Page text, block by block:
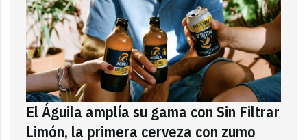
El Águila amplía su gama con Sin Filtrar
Limón, la primera cerveza con zumo